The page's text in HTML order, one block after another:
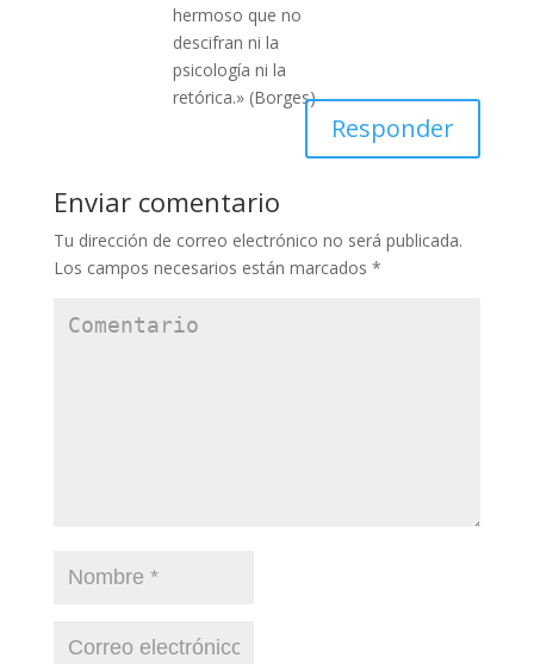
hermoso que no
descifran ni la
psicología ni la
retórica.» (Borges)
Responder
Enviar comentario
Tu dirección de correo electrónico no será publicada.
Los campos necesarios están marcados *